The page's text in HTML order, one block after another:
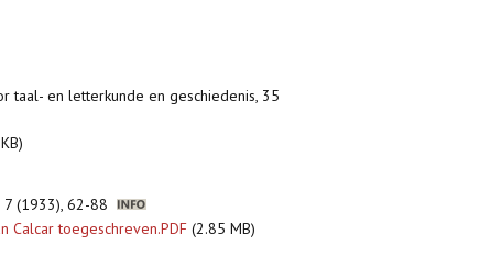
taal- en letterkunde en geschiedenis, 35
(1933), 62-88
Calcar toegeschreven.PDF (2.85 MB)